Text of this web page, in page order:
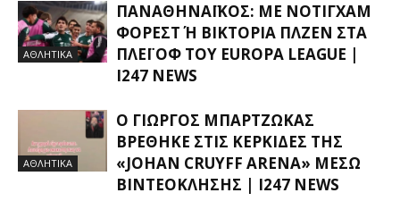
ΑΘΛΗΤΙΚΑ
ΠΑΝΑΘΗΝΑΪΚΌΣ: ΜΕ ΝΌΤΙΓΧΑΜ
ΦΌΡΕΣΤ Ή ΒΙΚΤΌΡΙΑ ΠΛΖΕΝ ΣΤΑ Π
ΛΈΙ ΟΦ ΤΟΥ EUROPA LEAGUE |
I247 NEWS
ΑΘΛΗΤΙΚΑ
Ο ΓΙΏΡΓΟΣ ΜΠΑΡΤΖΏΚΑΣ
ΒΡΈΘΗΚΕ ΣΤΙΣ ΚΕΡΚΊΔΕΣ ΤΗΣ
«JOHAN CRUYFF ARENA» ΜΈΣΩ
ΒΙΝΤΕΟΚΛΉΣΗΣ | I247 NEWS